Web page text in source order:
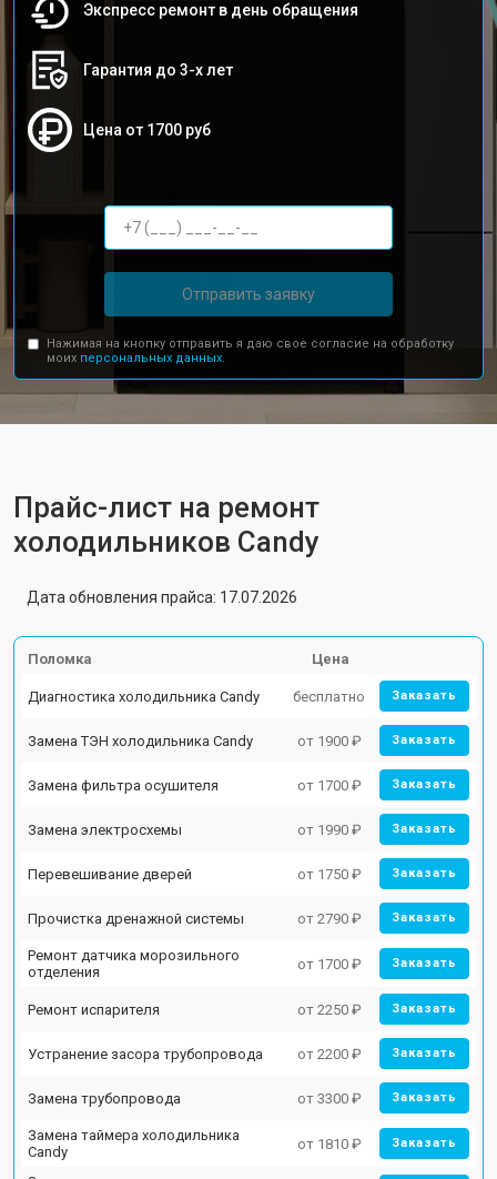
Экспресс ремонт в день обращения
Гарантия до 3-х лет
Цена от 1700 руб
Отправить заявку
Нажимая на кнопку отправить я даю свое согласие на обработку
моих персональных данных.
Прайс-лист на ремонт
холодильников Candy
Дата обновления прайса: 17.07.2026
Поломка Цена
Диагностика холодильника Candy бесплатно Заказать
Замена ТЭН холодильника Candy от 1900 ₽ Заказать
Замена фильтра осушителя от 1700 ₽ Заказать
Замена электросхемы от 1990 ₽ Заказать
Перевешивание дверей от 1750 ₽ Заказать
Прочистка дренажной системы от 2790 ₽ Заказать
Ремонт датчика морозильного
отделения
от 1700 ₽ Заказать
Ремонт испарителя от 2250 ₽ Заказать
Устранение засора трубопровода от 2200 ₽ Заказать
Замена трубопровода от 3300 ₽ Заказать
Замена таймера холодильника
Candy
от 1810 ₽ Заказать